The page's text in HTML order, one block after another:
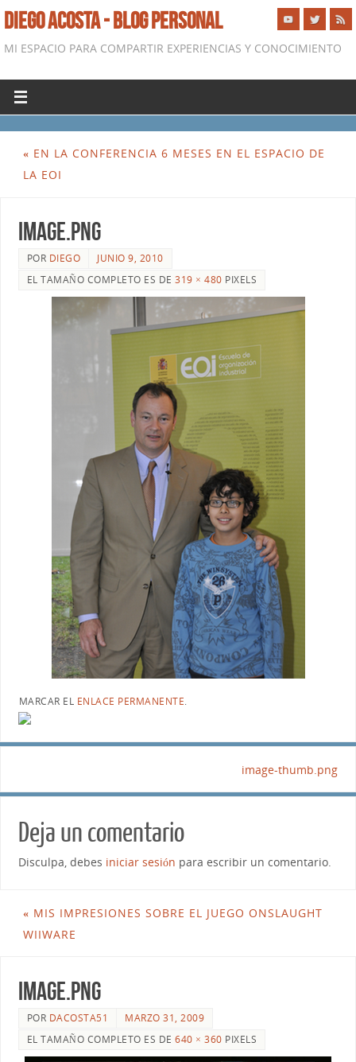
DIEGO ACOSTA - BLOG PERSONAL
MI ESPACIO PARA COMPARTIR EXPERIENCIAS Y CONOCIMIENTO
« EN LA CONFERENCIA 6 MESES EN EL ESPACIO DE
LA EOI
image.png
POR DIEGO
JUNIO 9, 2010
EL TAMAÑO COMPLETO ES DE319 × 480 PIXELS
MARCAR EL ENLACE PERMANENTE.
image-thumb.png
Deja un comentario
Disculpa, debes iniciar sesión para escribir un comentario.
« MIS IMPRESIONES SOBRE EL JUEGO ONSLAUGHT
WIIWARE
image.png
POR DACOSTA51
MARZO 31, 2009
EL TAMAÑO COMPLETO ES DE640 × 360 PIXELS